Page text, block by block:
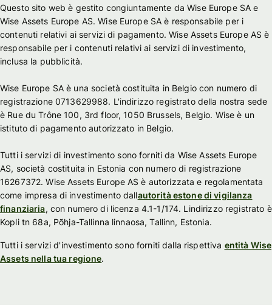
Questo sito web è gestito congiuntamente da Wise Europe SA e
Wise Assets Europe AS. Wise Europe SA è responsabile per i
contenuti relativi ai servizi di pagamento. Wise Assets Europe AS è
responsabile per i contenuti relativi ai servizi di investimento,
inclusa la pubblicità.
Wise Europe SA è una società costituita in Belgio con numero di
registrazione 0713629988. L'indirizzo registrato della nostra sede
è Rue du Trône 100, 3rd floor, 1050 Brussels, Belgio. Wise è un
istituto di pagamento autorizzato in Belgio.
Tutti i servizi di investimento sono forniti da Wise Assets Europe
AS, società costituita in Estonia con numero di registrazione
16267372. Wise Assets Europe AS è autorizzata e regolamentata
come impresa di investimento dallautorità estone di vigilanza
finanziaria, con numero di licenza 4.1-1/174. Lindirizzo registrato è
Kopli tn 68a, Põhja-Tallinna linnaosa, Tallinn, Estonia.
Tutti i servizi d'investimento sono forniti dalla rispettiva entità Wise
Assets nella tua regione.